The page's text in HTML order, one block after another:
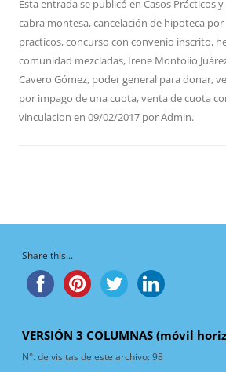
Esta entrada se publicó en Casos Prácticosy
cabra montesa,cancelación de hipoteca
practicos,concurso con convenio inscrito,
comunidad mezcladas, Irene Montolio
Cavero Gómez, poder general para donar,
por impago de una cuota,venta de cuota
vinculacion en 09/02/2017 porAdmin.
Share this...
VERSIÓN 3 COLUMNAS (móvil
N°. de visitas de este archivo:98